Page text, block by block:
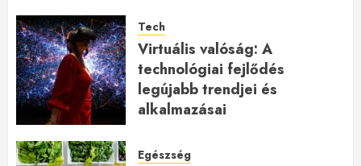
Tech
Virtuális valóság: A
technológiai fejlődés
legújabb trendjei és
alkalmazásai
Egészség